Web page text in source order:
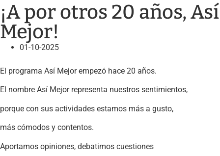
¡A por otros 20 años, Así
Mejor!
01-10-2025
El programa Así Mejor empezó hace 20 años.
El nombre Así Mejor representa nuestros sentimientos,
porque con sus actividades estamos más a gusto,
más cómodos y contentos.
Aportamos opiniones, debatimos cuestiones